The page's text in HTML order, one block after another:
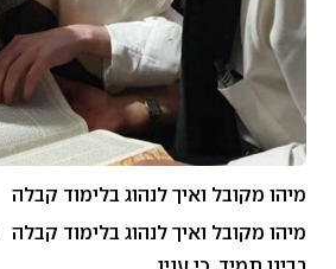
מיהו מקובל ואיך לנהוג בלימוד קבלה
מיהו מקובל ואיך לנהוג בלימוד